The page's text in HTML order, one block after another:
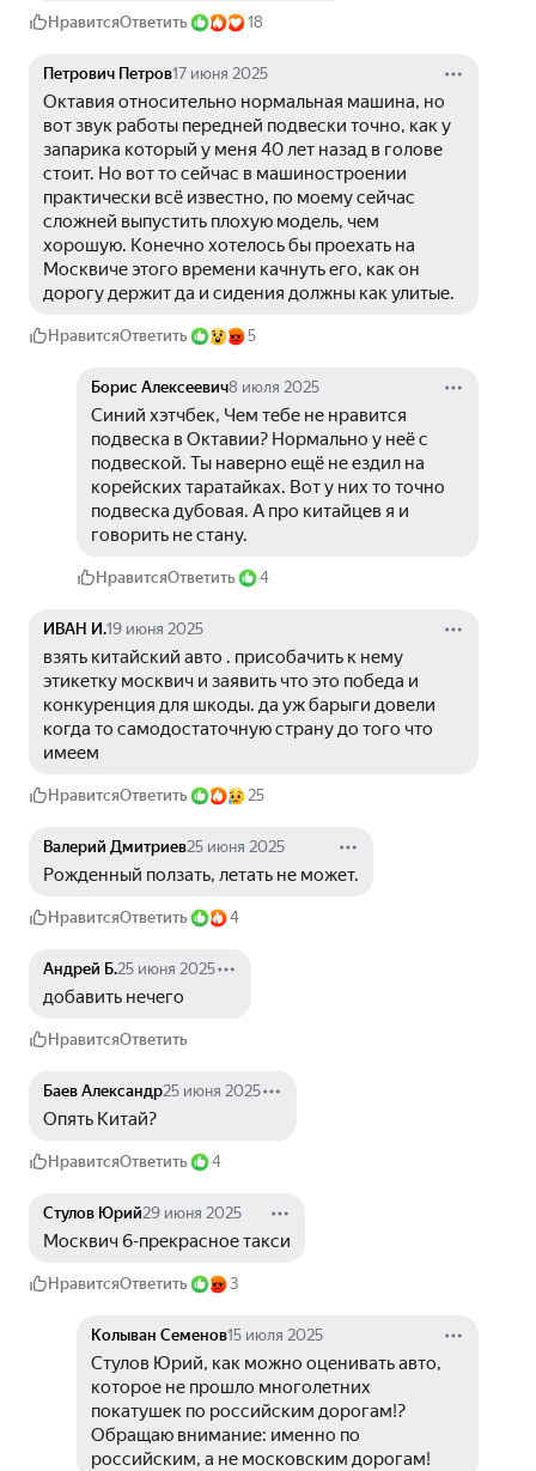
НравитсяОтветить 18
Петрович Петров17 июня 2025
Октавия относительно нормальная машина, но
вот звук работы передней подвески точно, как у
запарика который у меня 40 лет назад в голове
стоит. Но вот то сейчас в машиностроении
практически всё известно, по моему сейчас
сложней выпустить плохую модель, чем
хорошую. Конечно хотелось бы проехать на
Москвиче этого времени качнуть его, как он
дорогу держит да и сидения должны как улитые.
НравитсяОтветить 5
Борис Алексеевич8 июля 2025
Синий хэтчбек, Чем тебе не нравится
подвеска в Октавии? Нормально у неё с
подвеской. Ты наверно ещё не ездил на
корейских таратайках. Вот у них то точно
подвеска дубовая. А про китайцев я и
говорить не стану.
НравитсяОтветить 4
ИВАН И.19 июня 2025
взять китайский авто . присобачить к нему
этикетку москвич и заявить что это победа и
конкуренция для шкоды. да уж барыги довели
когда то самодостаточную страну до того что
имеем
НравитсяОтветить 25
Валерий Дмитриев25 июня 2025
Рожденный ползать, летать не может.
НравитсяОтветить 4
Андрей Б.25 июня 2025
добавить нечего
НравитсяОтветить
Баев Александр25 июня 2025
Опять Китай?
НравитсяОтветить 4
Стулов Юрий29 июня 2025
Москвич 6-прекрасное такси
НравитсяОтветить 3
Колыван Семенов15 июля 2025
Стулов Юрий, как можно оценивать авто,
которое не прошло многолетних
покатушек по российским дорогам!?
Обращаю внимание: именно по
российским, а не московским дорогам!